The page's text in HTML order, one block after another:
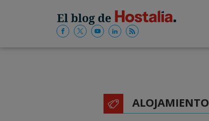
ALOJAMIENTO